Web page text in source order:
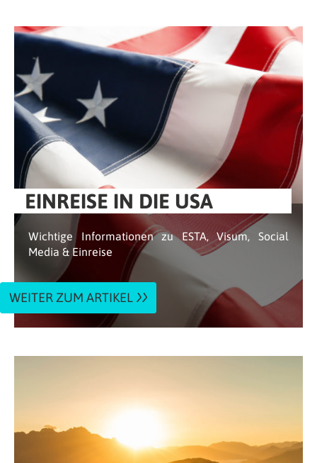
EINREISE IN DIE USA
Wichtige Informationen zu ESTA, Visum, Social
Media & Einreise
WEITER ZUM ARTIKEL